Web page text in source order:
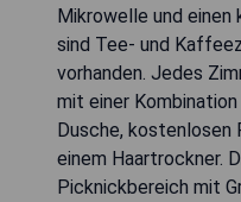
Mikrowelle und einen
sind Tee- und
vorhanden. Jedes
mit einer
Dusche,
einem Haartrockner.
Picknickbereich mit